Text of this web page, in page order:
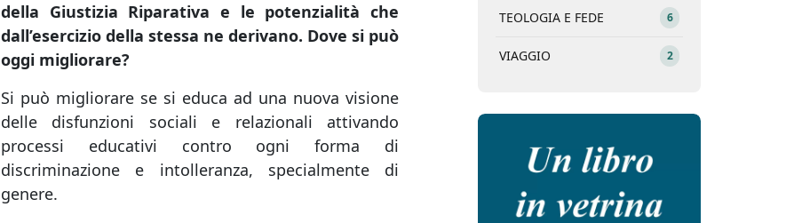
della Giustizia Riparativa e le potenzialità che
dall’esercizio della stessa ne derivano. Dove si può
oggi migliorare?
Si può migliorare se si educa ad una nuova visione
delle disfunzioni sociali e relazionali attivando
processi educativi contro ogni forma di
discriminazione e intolleranza, specialmente di
genere.
TEOLOGIA E FEDE 6
VIAGGIO 2